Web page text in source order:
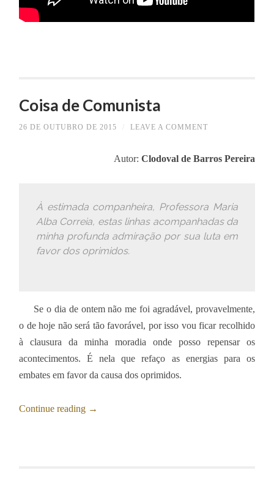
Coisa de Comunista
26 DE OUTUBRO DE 2015 LEAVE A COMMENT
Autor: Clodoval de Barros Pereira
À estimada companheira, Professora Maria
Alba Correia, estas linhas acompanhadas da
minha profunda admiração por sua luta em
favor dos oprimidos.
Se o dia de ontem não me foi agradável, provavelmente,
o de hoje não será tão favorável, por isso vou ficar recolhido
à clausura da minha moradia onde posso repensar os
acontecimentos. É nela que refaço as energias para os
embates em favor da causa dos oprimidos.
Continue reading →